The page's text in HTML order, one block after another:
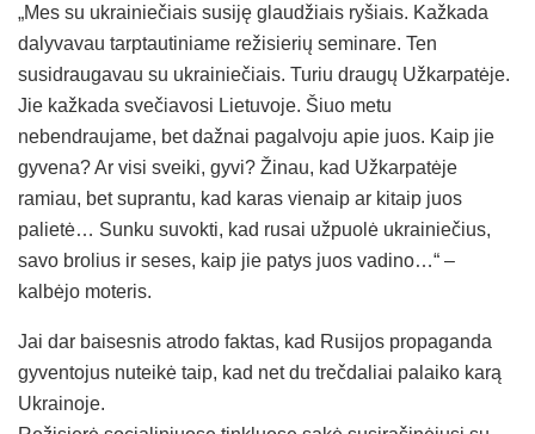
„Mes su ukrainiečiais susiję glaudžiais ryšiais. Kažkada
dalyvavau tarptautiniame režisierių seminare. Ten
susidraugavau su ukrainiečiais. Turiu draugų Užkarpatėje.
Jie kažkada svečiavosi Lietuvoje. Šiuo metu
nebendraujame, bet dažnai pagalvoju apie juos. Kaip jie
gyvena? Ar visi sveiki, gyvi? Žinau, kad Užkarpatėje
ramiau, bet suprantu, kad karas vienaip ar kitaip juos
palietė… Sunku suvokti, kad rusai užpuolė ukrainiečius,
savo brolius ir seses, kaip jie patys juos vadino…“ –
kalbėjo moteris.
Jai dar baisesnis atrodo faktas, kad Rusijos propaganda
gyventojus nuteikė taip, kad net du trečdaliai palaiko karą
Ukrainoje.